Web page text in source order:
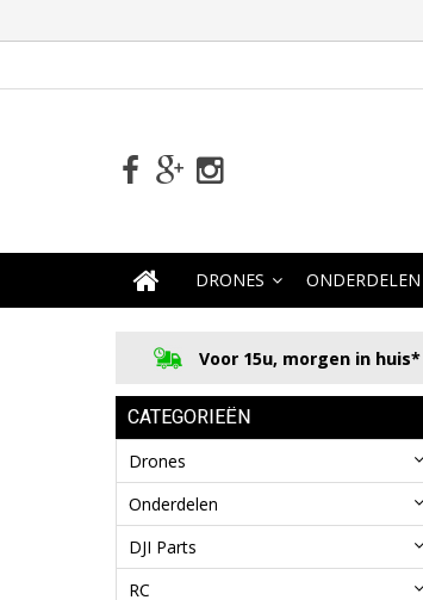
DRONES ONDERDELEN
Voor 15u, morgen in huis*
CATEGORIEËN
Drones
Onderdelen
DJI Parts
RC